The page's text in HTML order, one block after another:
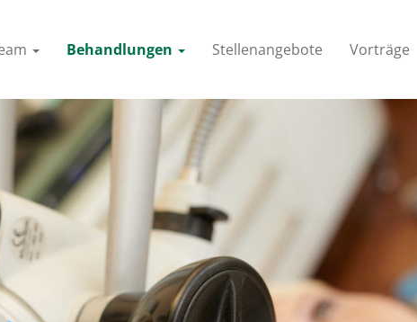
Behandlungen Stellenangebote Vorträge